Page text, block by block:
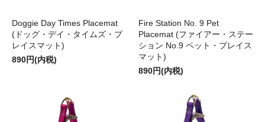
Doggie Day Times Placemat
(ドッグ・デイ・タイムズ・プ
レイスマット)
890円(内税)
Fire Station No. 9 Pet
Placemat (ファイアー・ステー
ション No.9 ペット・プレイス
マット)
890円(内税)